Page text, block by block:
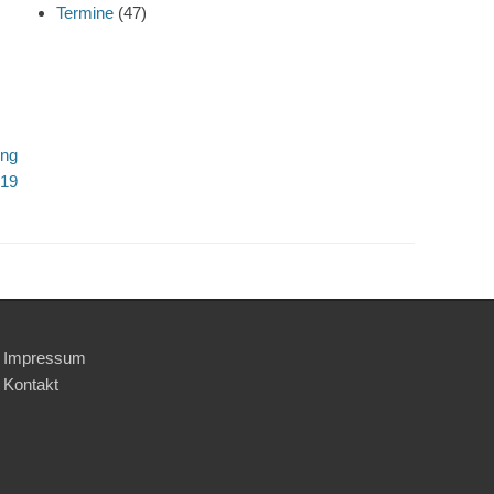
Termine (47)
Impressum
Kontakt